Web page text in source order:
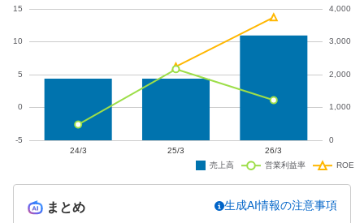
まとめ 生成AI情報の注意事項